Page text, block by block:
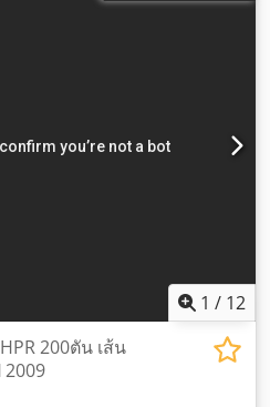
1 / 12
200ตัน เส้น